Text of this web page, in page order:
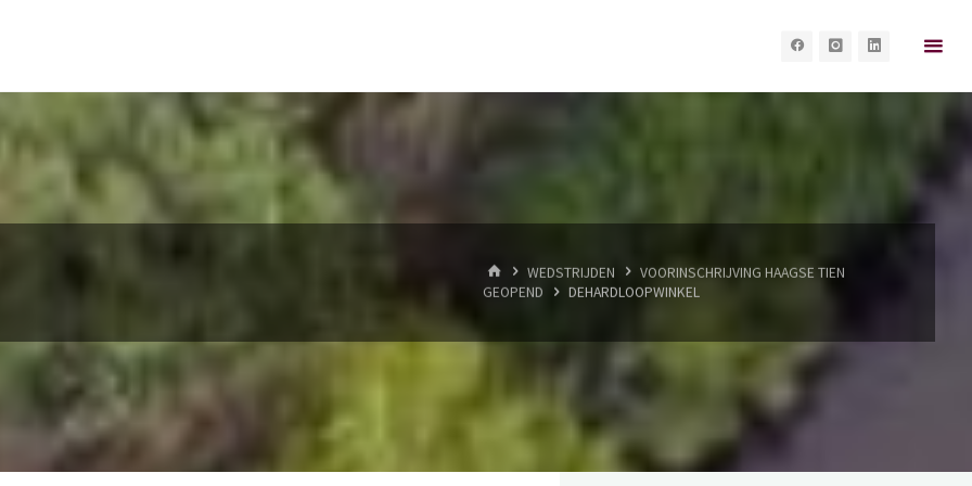
HOMEWEDSTRIJDEN
VOORINSCHRIJVING HAAGSE TIEN
GEOPEND
DEHARDLOOPWINKEL